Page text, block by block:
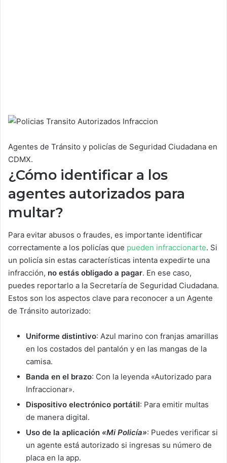
Agentes de Tránsito y policías de Seguridad Ciudadana en
CDMX.
¿Cómo identificar a los
agentes autorizados para
multar?
Para evitar abusos o fraudes, es importante identificar
correctamente a los policías que pueden infraccionarte. Si
un policía sin estas características intenta expedirte una
infracción, no estás obligado a pagar. En ese caso,
puedes reportarlo a la Secretaría de Seguridad Ciudadana.
Estos son los aspectos clave para reconocer a un Agente
de Tránsito autorizado:
Uniforme distintivo: Azul marino con franjas amarillas
en los costados del pantalón y en las mangas de la
camisa.
Banda en el brazo: Con la leyenda «Autorizado para
Infraccionar».
Dispositivo electrónico portátil: Para emitir multas
de manera digital.
Uso de la aplicación «Mi Policía»: Puedes verificar si
un agente está autorizado si ingresas su número de
placa en la app.